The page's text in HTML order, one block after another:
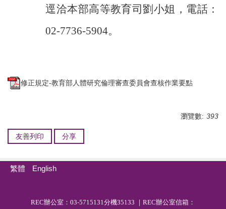
逕洽本部高等教育司劉小姐，電話：
02-7736-5904。
修正規定-教育部人體研究倫理審查委員會查核作業要點
瀏覽數: 393
友善列印 分享
繁體 English
REC辦公室：03-5715131分機35133 ｜REC辦公室信箱：